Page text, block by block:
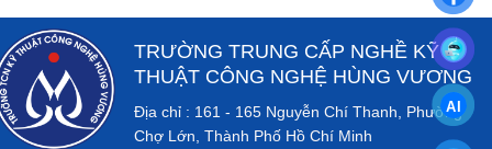
TRƯỜNG TRUNG CẤP NGHỀ KỸ
THUẬT CÔNG NGHỆ HÙNG VƯƠNG
Địa chỉ : 161 - 165 Nguyễn Chí Thanh, Phường
Chợ Lớn, Thành Phố Hồ Chí Minh